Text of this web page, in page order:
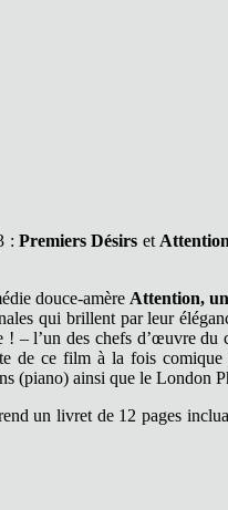
: Premiers Désirs et
douce-amère Attention,
qui brillent par leur
– l’un des chefs d’œuvre
de ce film à la fois
(piano) ainsi que le London
un livret de 12 pages